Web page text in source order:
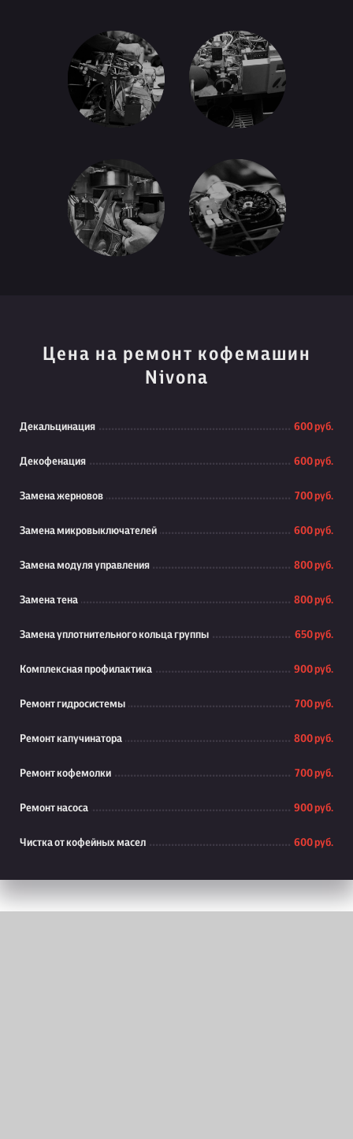
Цена на ремонт кофемашин
Nivona
Декальцинация 600 руб.
Декофенация 600 руб.
Замена жерновов 700 руб.
Замена микровыключателей 600 руб.
Замена модуля управления 800 руб.
Замена тена 800 руб.
Замена уплотнительного кольца группы 650 руб.
Комплексная профилактика 900 руб.
Ремонт гидросистемы 700 руб.
Ремонт капучинатора 800 руб.
Ремонт кофемолки 700 руб.
Ремонт насоса 900 руб.
Чистка от кофейных масел 600 руб.